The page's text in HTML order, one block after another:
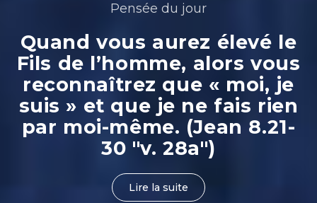
Pensée du jour
Quand vous aurez élevé le
Fils de l’homme, alors vous
reconnaîtrez que « moi, je
suis » et que je ne fais rien
par moi-même. (Jean 8.21-
30 "v. 28a")
Lire la suite